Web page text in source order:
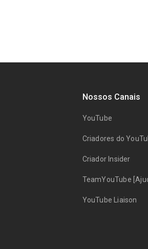
Nossos Canais
YouTube
Criadores do
Criador Insider
TeamYouTube
YouTube Liaison